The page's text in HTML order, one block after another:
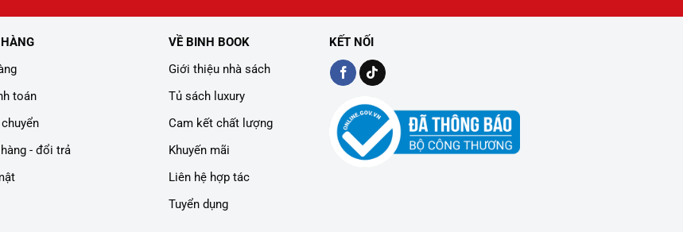
toán
- đổi trả
VỀ BINH BOOK
Giới thiệu nhà sách
Tủ sách luxury
Cam kết chất lượng
Khuyến mãi
Liên hệ hợp tác
Tuyển dụng
KẾT NỐI